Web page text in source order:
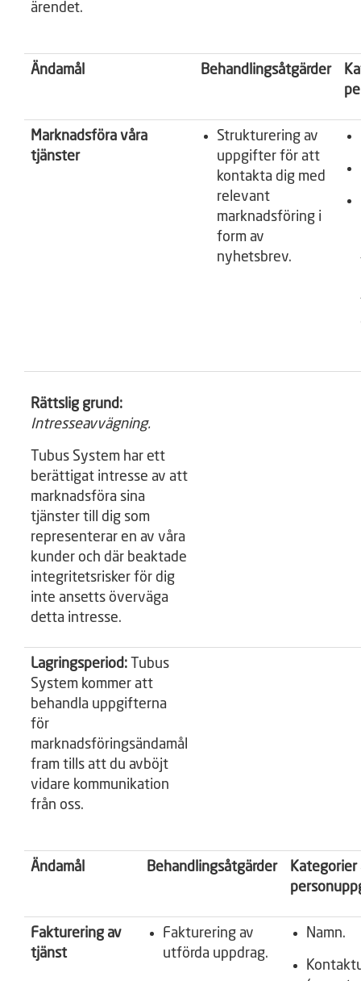
ärendet.
Ändamål Behandlingsåtgärder
Marknadsföra våra
tjänster
Strukturering av
uppgifter för att
kontakta dig med
relevant
marknadsföring i
form av
nyhetsbrev.
Rättslig grund:
Intresseavvägning.
Tubus System har ett
berättigat intresse av att
marknadsföra sina
tjänster till dig som
representerar en av våra
kunder och där beaktade
integritetsrisker för dig
inte ansetts överväga
detta intresse.
Lagringsperiod: Tubus
System kommer att
behandla uppgifterna
för
marknadsföringsändamål
fram tills att du avböjt
vidare kommunikation
från oss.
Ändamål Behandlingsåtgärder
Kategorier
Fakturering av
tjänst
Fakturering av
utförda uppdrag.
Namn.